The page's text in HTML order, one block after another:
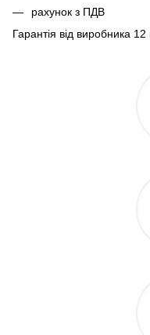
рахунок з ПДВ
Гарантія від виробника 12